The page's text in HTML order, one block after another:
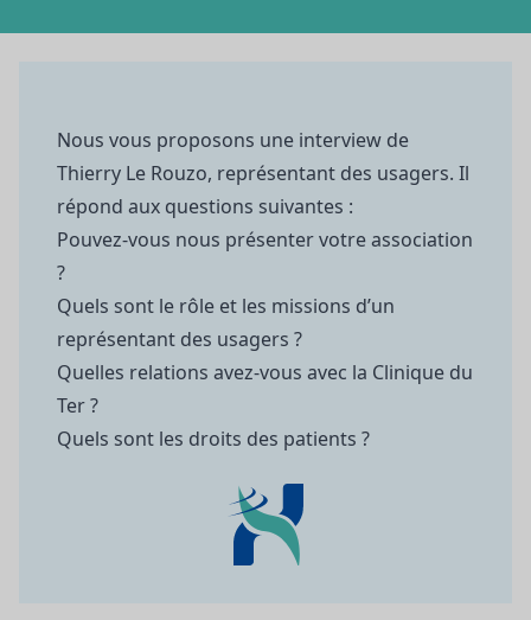
Nous vous proposons une interview de
Thierry Le Rouzo, représentant des usagers. Il
répond aux questions suivantes :
Pouvez-vous nous présenter votre association
?
Quels sont le rôle et les missions d’un
représentant des usagers ?
Quelles relations avez-vous avec la Clinique du
Ter ?
Quels sont les droits des patients ?